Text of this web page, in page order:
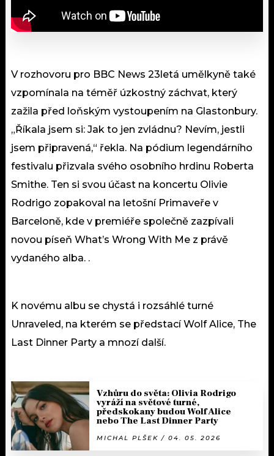
V rozhovoru pro BBC News 23letá umělkyně také
vzpomínala na téměř úzkostný záchvat, který
zažila před loňským vystoupením na Glastonbury.
„Říkala jsem si: Jak to jen zvládnu? Nevím, jestli
jsem připravená,“ řekla. Na pódium legendárního
festivalu přizvala svého osobního hrdinu Roberta
Smithe. Ten si svou účast na koncertu Olivie
Rodrigo zopakoval na letošní Primaveře v
Barceloně, kde v premiéře společně zazpívali
novou píseň What’s Wrong With Me z právě
vydaného alba. .
K novému albu se chystá i rozsáhlé turné
Unraveled, na kterém se předstací Wolf Alice, The
Last Dinner Party a mnozí další.
Vzhůru do světa: Olivia Rodrigo
vyráží na světové turné,
předskokany budou Wolf Alice
nebo The Last Dinner Party
MICHAL PLŠEK / 04. 05. 2026